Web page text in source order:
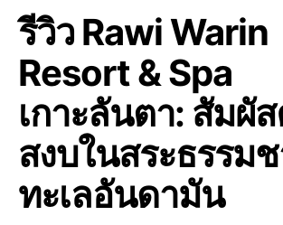
รีวิว Rawi Warin
Resort & Spa
เกาะลันตา: สัมผั
สงบในสระธรรม
ทะเลอันดามัน